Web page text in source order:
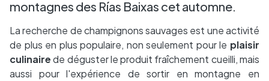
montagnes des Rías Baixas cet automne.
La recherche de champignons sauvages est une activité
de plus en plus populaire, non seulement pour le plaisir
culinairede déguster le produit fraîchement cueilli, mais
aussi pour l'expérience de sortir en montagne en